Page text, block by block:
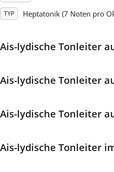
Português
TYP Heptatonik (7 Noten pro
Ais-lydische Tonleiter
Ais-lydische Tonleiter
Ais-lydische Tonleiter
Ais-lydische Tonleiter